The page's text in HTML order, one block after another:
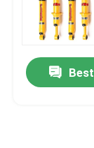
De